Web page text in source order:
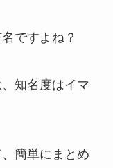
ですよね？
知名度はイマ
簡単にまとめ